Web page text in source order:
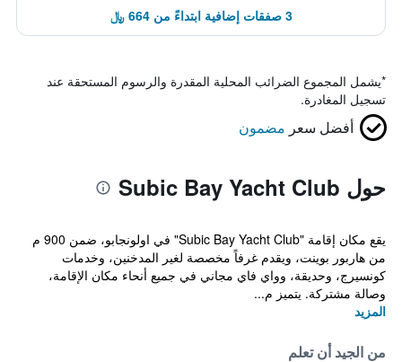
3 صفقات إضافية ابتداءً من 664 ﷼
*يشمل المجموع الضرائب المحلية المقدرة والرسوم المستحقة عند
تسجيل المغادرة.
أفضل سعر مضمون
حول Subic Bay Yacht Club
يقع مكان إقامة "Subic Bay Yacht Club" في اولونجابو، ضمن 900 م
من هاربور بوينت، ويقدم غرفاً مخصصة لغير المدخنين، وخدمات
كونسيرج، وحديقة، وواي فاي مجاني في جميع أنحاء مكان الإقامة،
وصالة مشتركة. يتميز م...
المزيد
من الجيد أن تعلم